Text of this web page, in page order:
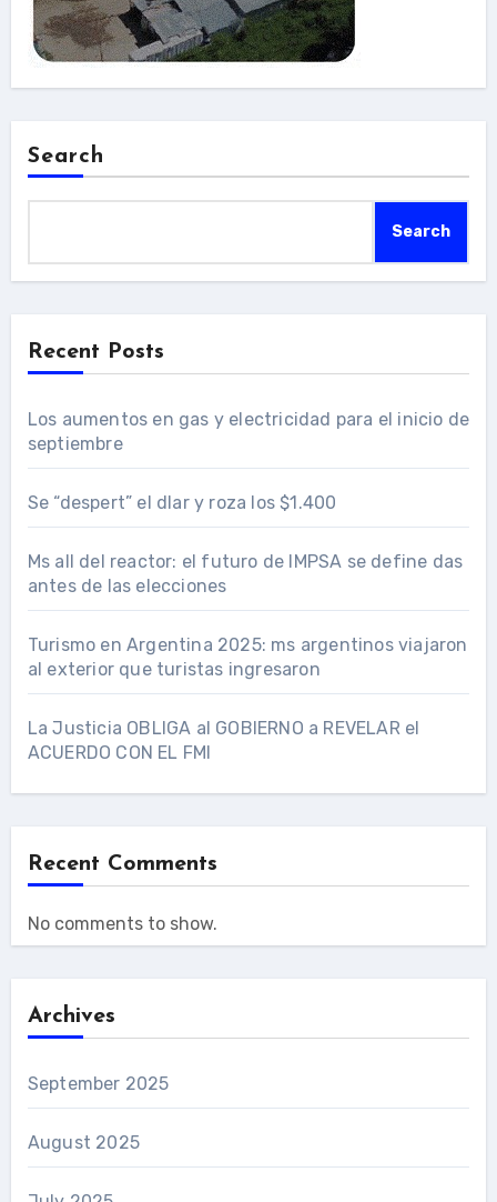
Search
Search
Recent Posts
Los aumentos en gas y electricidad para el inicio de
septiembre
Se “despert” el dlar y roza los $1.400
Ms all del reactor: el futuro de IMPSA se define das
antes de las elecciones
Turismo en Argentina 2025: ms argentinos viajaron
al exterior que turistas ingresaron
La Justicia OBLIGA al GOBIERNO a REVELAR el
ACUERDO CON EL FMI
Recent Comments
No comments to show.
Archives
September 2025
August 2025